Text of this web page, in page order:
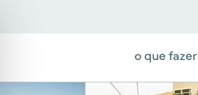
o que fazer